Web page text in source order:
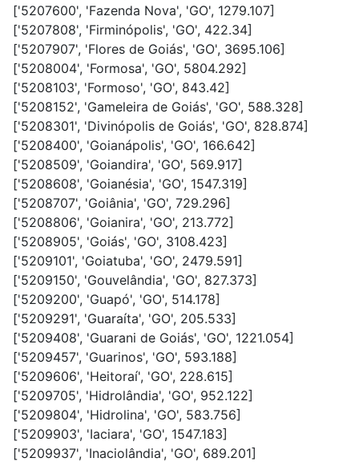
['5207600', 'Fazenda Nova', 'GO', 1279.107]
['5207808', 'Firminópolis', 'GO', 422.34]
['5207907', 'Flores de Goiás', 'GO', 3695.106]
['5208004', 'Formosa', 'GO', 5804.292]
['5208103', 'Formoso', 'GO', 843.42]
['5208152', 'Gameleira de Goiás', 'GO', 588.328]
['5208301', 'Divinópolis de Goiás', 'GO', 828.874]
['5208400', 'Goianápolis', 'GO', 166.642]
['5208509', 'Goiandira', 'GO', 569.917]
['5208608', 'Goianésia', 'GO', 1547.319]
['5208707', 'Goiânia', 'GO', 729.296]
['5208806', 'Goianira', 'GO', 213.772]
['5208905', 'Goiás', 'GO', 3108.423]
['5209101', 'Goiatuba', 'GO', 2479.591]
['5209150', 'Gouvelândia', 'GO', 827.373]
['5209200', 'Guapó', 'GO', 514.178]
['5209291', 'Guaraíta', 'GO', 205.533]
['5209408', 'Guarani de Goiás', 'GO', 1221.054]
['5209457', 'Guarinos', 'GO', 593.188]
['5209606', 'Heitoraí', 'GO', 228.615]
['5209705', 'Hidrolândia', 'GO', 952.122]
['5209804', 'Hidrolina', 'GO', 583.756]
['5209903', 'Iaciara', 'GO', 1547.183]
['5209937', 'Inaciolândia', 'GO', 689.201]